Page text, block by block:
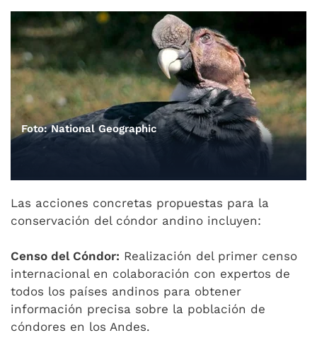
Foto: National Geographic
Las acciones concretas propuestas para la
conservación del cóndor andino incluyen:
Censo del Cóndor: Realización del primer censo
internacional en colaboración con expertos de
todos los países andinos para obtener
información precisa sobre la población de
cóndores en los Andes.